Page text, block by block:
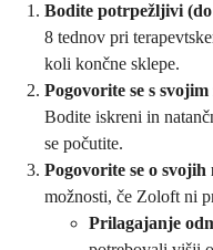
Bodite potrpežljivi (do
8 tednov pri
koli končne sklepe.
Pogovorite se s
Bodite iskreni in
se počutite.
Pogovorite se o svojih
možnosti, če Zoloft ni
Prilagajanje